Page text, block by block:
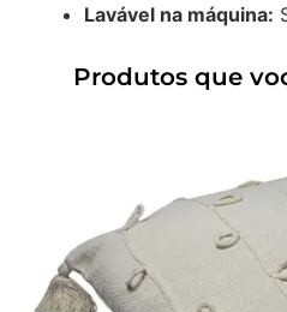
Lavável na máquina:
Produtos que